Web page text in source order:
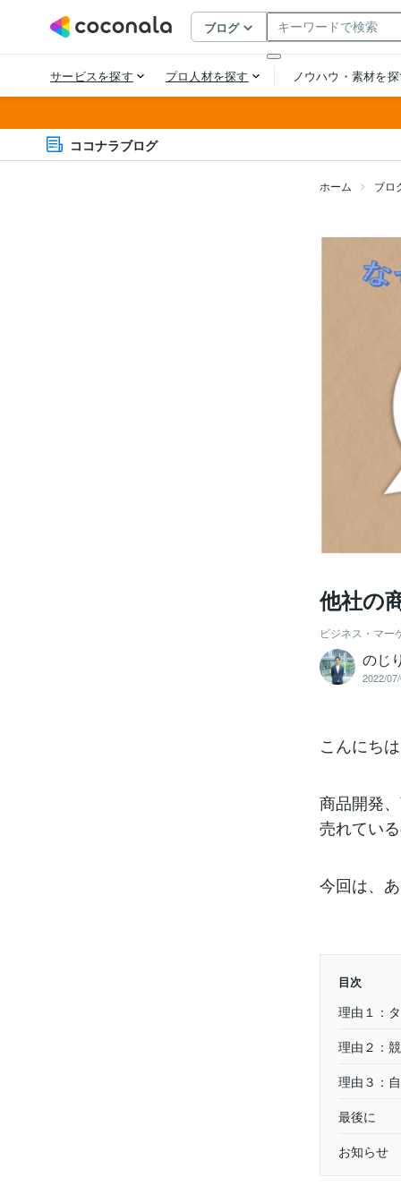
ココナラブログ
ホーム ブロ
他社の
ビジネス・マー
のじ
2022/
こんにち
商品開発
売れてい
今回は、
目次
理由１：
理由２：
理由３：
最後に
お知らせ